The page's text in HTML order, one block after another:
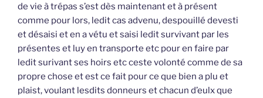
de vie à trépas s’est dès maintenant et à présent
comme pour lors, ledit cas advenu, despouillé devesti
et désaisi et en a vétu et saisi ledit survivant par les
présentes et luy en transporte etc pour en faire par
ledit surivant ses hoirs etc ceste volonté comme de sa
propre chose et est ce fait pour ce que bien a plu et
plaist, voulant lesdits donneurs et chacun d’eulx que